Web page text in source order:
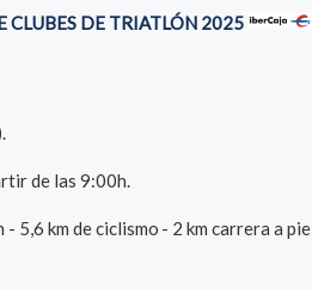
CLUBES DE TRIATLÓN 2025
de las 9:00h.
5,6 km de ciclismo - 2 km carrera a pie